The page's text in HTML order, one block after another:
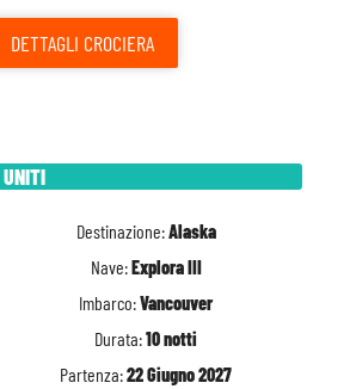
DETTAGLI CROCIERA
Destinazione:Alaska
Nave:Explora III
Imbarco:Vancouver
Durata:10 notti
Partenza:22 Giugno 2027